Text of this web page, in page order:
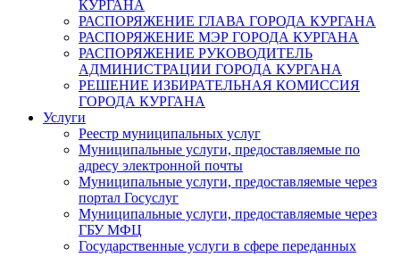
КУРГАНА
РАСПОРЯЖЕНИЕ ГЛАВА ГОРОДА КУРГАНА
РАСПОРЯЖЕНИЕ МЭР ГОРОДА КУРГАНА
РАСПОРЯЖЕНИЕ РУКОВОДИТЕЛЬ
АДМИНИСТРАЦИИ ГОРОДА КУРГАНА
РЕШЕНИЕ ИЗБИРАТЕЛЬНАЯ КОМИССИЯ
ГОРОДА КУРГАНА
Услуги
Реестр муниципальных услуг
Муниципальные услуги, предоставляемые по
адресу электронной почты
Муниципальные услуги, предоставляемые через
портал Госуслуг
Муниципальные услуги, предоставляемые через
ГБУ МФЦ
Государственные услуги в сфере переданных